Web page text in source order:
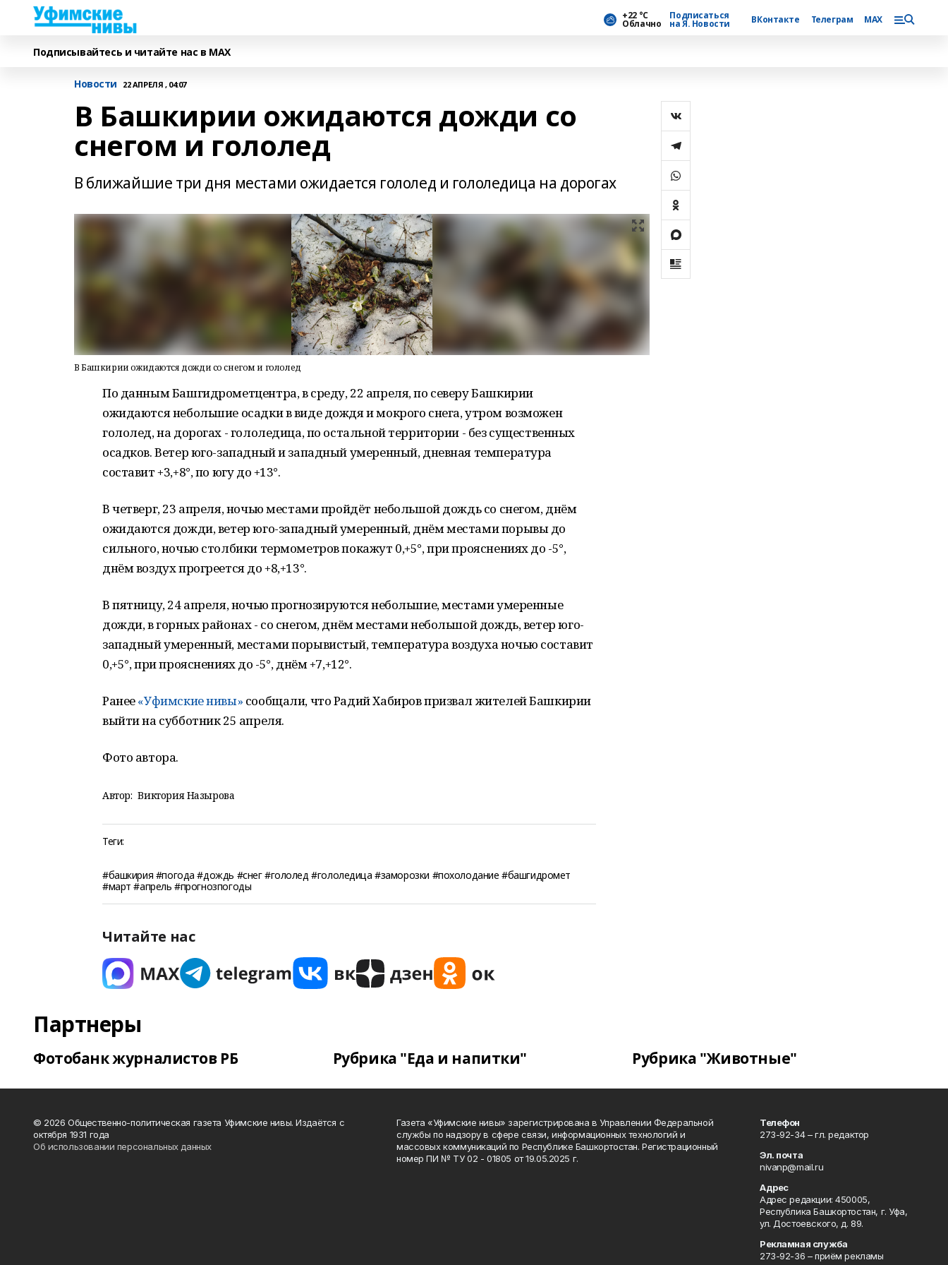
+22 °С
Облачно
Подписаться
на Я. Новости ВКонтакте Телеграм MAX
Подписывайтесь и читайте нас в MAX
Новости 22 АПРЕЛЯ , 04:07
В Башкирии ожидаются дожди со
снегом и гололед
В ближайшие три дня местами ожидается гололед и гололедица на дорогах
В Башкирии ожидаются дожди со снегом и гололед
По данным Башгидрометцентра, в среду, 22 апреля, по северу Башкирии
ожидаются небольшие осадки в виде дождя и мокрого снега, утром возможен
гололед, на дорогах - гололедица, по остальной территории - без существенных
осадков. Ветер юго-западный и западный умеренный, дневная температура
составит +3,+8°, по югу до +13°.
В четверг, 23 апреля, ночью местами пройдёт небольшой дождь со снегом, днём
ожидаются дожди, ветер юго-западный умеренный, днём местами порывы до
сильного, ночью столбики термометров покажут 0,+5°, при прояснениях до -5°,
днём воздух прогреется до +8,+13°.
В пятницу, 24 апреля, ночью прогнозируются небольшие, местами умеренные
дожди, в горных районах - со снегом, днём местами небольшой дождь, ветер юго-
западный умеренный, местами порывистый, температура воздуха ночью составит
0,+5°, при прояснениях до -5°, днём +7,+12°.
Ранее«Уфимские нивы» сообщали, что Радий Хабиров призвал жителей Башкирии
выйти на субботник 25 апреля.
Фото автора.
Автор: Виктория Назырова
Теги:
#башкирия #погода #дождь #снег #гололед #гололедица #заморозки #похолодание #башгидромет
#март #апрель #прогнозпогоды
Читайте нас
Партнеры
Фотобанк журналистов РБ Рубрика "Еда и напитки" Рубрика "Животные"
© 2026 Общественно-политическая газета Уфимские нивы. Издаётся с
октября 1931 года
Об использовании персональных данных
Газета «Уфимские нивы» зарегистрирована в Управлении Федеральной
службы по надзору в сфере связи, информационных технологий и
массовых коммуникаций по Республике Башкортостан. Регистрационный
номер ПИ № ТУ 02 - 01805 от 19.05.2025 г.
Телефон
273-92-34 – гл. редактор
Эл. почта
nivanp@mail.ru
Адрес
Адрес редакции: 450005,
Республика Башкортостан, г. Уфа,
ул. Достоевского, д. 89.
Рекламная служба
273-92-36 – приём рекламы